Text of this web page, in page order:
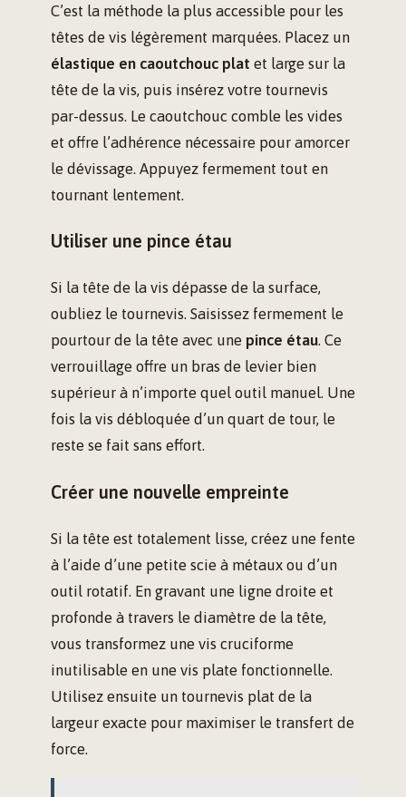
C’est la méthode la plus accessible pour les
têtes de vis légèrement marquées. Placez un
élastique en caoutchouc plat et large sur la
tête de la vis, puis insérez votre tournevis
par-dessus. Le caoutchouc comble les vides
et offre l’adhérence nécessaire pour amorcer
le dévissage. Appuyez fermement tout en
tournant lentement.
Utiliser une pince étau
Si la tête de la vis dépasse de la surface,
oubliez le tournevis. Saisissez fermement le
pourtour de la tête avec une pince étau. Ce
verrouillage offre un bras de levier bien
supérieur à n’importe quel outil manuel. Une
fois la vis débloquée d’un quart de tour, le
reste se fait sans effort.
Créer une nouvelle empreinte
Si la tête est totalement lisse, créez une fente
à l’aide d’une petite scie à métaux ou d’un
outil rotatif. En gravant une ligne droite et
profonde à travers le diamètre de la tête,
vous transformez une vis cruciforme
inutilisable en une vis plate fonctionnelle.
Utilisez ensuite un tournevis plat de la
largeur exacte pour maximiser le transfert de
force.